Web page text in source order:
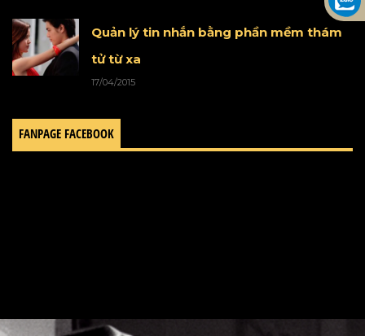
Quản lý tin nhắn bằng phần mềm thám
tử từ xa
17/04/2015
FANPAGE FACEBOOK